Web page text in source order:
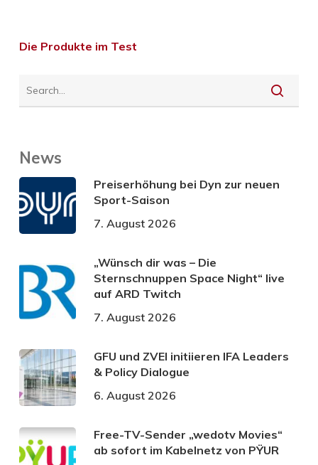
Die Produkte im Test
News
Preiserhöhung bei Dyn zur neuen
Sport-Saison
7. August 2026
„Wünsch dir was – Die
Sternschnuppen Space Night“ live
auf ARD Twitch
7. August 2026
GFU und ZVEI initiieren IFA Leaders
& Policy Dialogue
6. August 2026
Free-TV-Sender „wedotv Movies“
ab sofort im Kabelnetz von PŸUR